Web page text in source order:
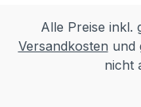
Alle Preise inkl.
Versandkosten und
nicht